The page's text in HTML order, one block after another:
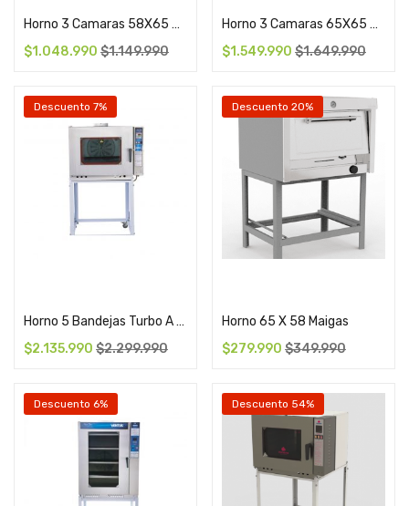
Horno 3 Camaras 58X65 Cms Maigas
$1.048.990 $1.149.990
Horno 3 Camaras 65X65 Cm Maigas
$1.549.990 $1.649.990
Descuento 7%
Horno 5 Bandejas Turbo A Gas Ventus
$2.135.990 $2.299.990
Descuento 20%
Horno 65 X 58 Maigas
$279.990 $349.990
Descuento 6% Descuento 54%